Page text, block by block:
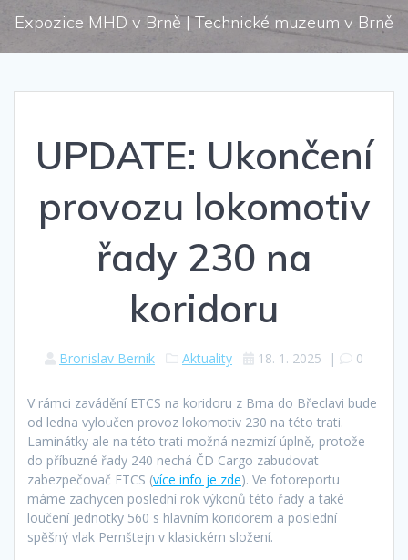
Expozice MHD v Brně | Technické muzeum v Brně
UPDATE: Ukončení
provozu lokomotiv
řady 230 na
koridoru
Bronislav Bernik Aktuality 18. 1. 2025 | 0
V rámci zavádění ETCS na koridoru z Brna do Břeclavi bude
od ledna vyloučen provoz lokomotiv 230 na této trati.
Laminátky ale na této trati možná nezmizí úplně, protože
do příbuzné řady 240 nechá ČD Cargo zabudovat
zabezpečovač ETCS (více info je zde). Ve fotoreportu
máme zachycen poslední rok výkonů této řady a také
loučení jednotky 560 s hlavním koridorem a poslední
spěšný vlak Pernštejn v klasickém složení.